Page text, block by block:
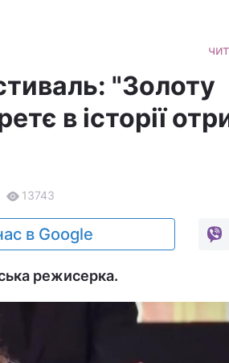
"Золоту
в історії
13743
в Google
режисерка.